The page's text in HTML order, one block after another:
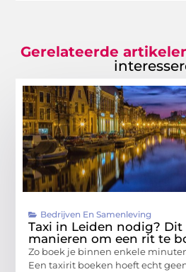
Gerelateerde
Bedrijven En Samenleving
Taxi in Leiden nodig?
manieren om een rit te
Zo boek je binnen enkele
Een taxirit boeken hoeft echt